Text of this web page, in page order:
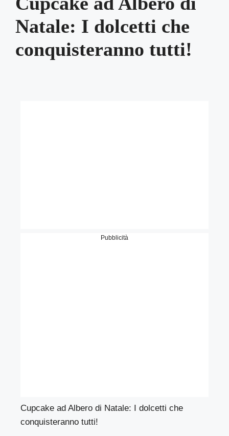
Natale: I dolcetti che
conquisteranno tutti!
Pubblicità
Cupcake ad Albero di Natale: I dolcetti che
conquisteranno tutti!